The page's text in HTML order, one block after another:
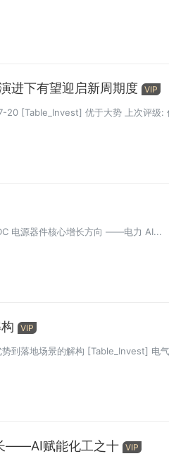
进下有望迎启新周期度 VIP
20 [Table_Invest] 优于大势 上次评级:
电源器件核心增长方向 ——电力 AI...
VIP
到落地场景的解构 [Table_Invest] 电
——AI赋能化工之十 VIP